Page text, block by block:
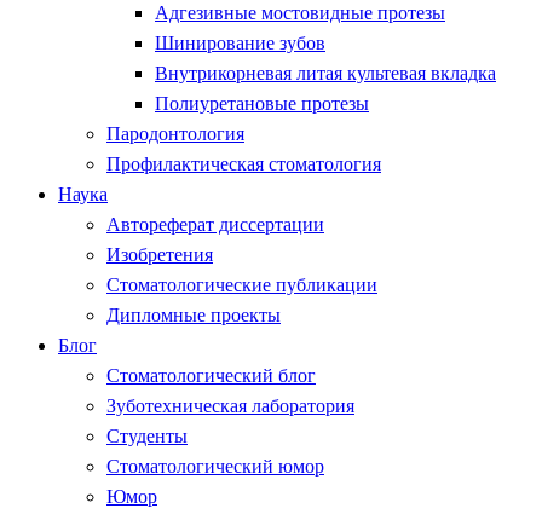
Адгезивные мостовидные протезы
Шинирование зубов
Внутрикорневая литая культевая вкладка
Полиуретановые протезы
Пародонтология
Профилактическая стоматология
Наука
Автореферат диссертации
Изобретения
Стоматологические публикации
Дипломные проекты
Блог
Стоматологический блог
Зуботехническая лаборатория
Студенты
Стоматологический юмор
Юмор